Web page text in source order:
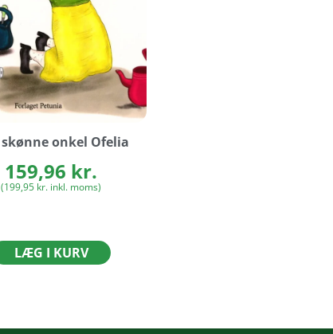
onkel Ofelia
159,96 kr.
(199,95 kr. inkl. moms)
LÆG I KURV